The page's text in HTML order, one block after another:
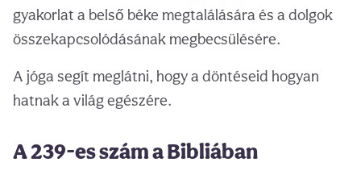
gyakorlat a belső béke megtalálására és a dolgok
összekapcsolódásának megbecsülésére.
A jóga segít meglátni, hogy a döntéseid hogyan
hatnak a világ egészére.
A 239-es szám a Bibliában